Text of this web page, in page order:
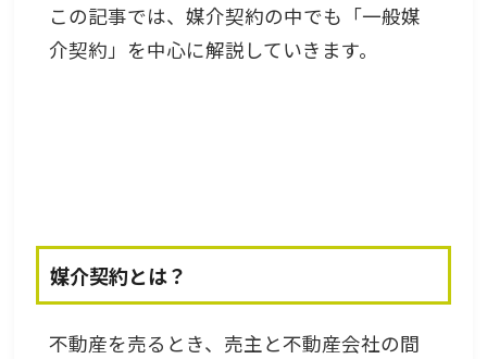
この記事では、媒介契約の中でも「一般媒
介契約」を中心に解説していきます。
媒介契約とは？
不動産を売るとき、売主と不動産会社の間